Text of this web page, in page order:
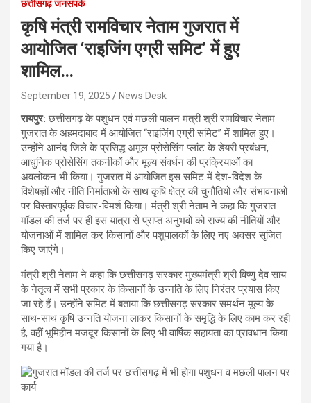
छत्तीसगढ़ जनसंपर्क
कृषि मंत्री रामविचार नेताम गुजरात में
आयोजित ‘राइजिंग एग्री समिट’ में हुए
शामिल…
September 19, 2025 News Desk
रायपुर:छत्तीसगढ़ के पशुधन एवं मछली पालन मंत्री श्री रामविचार नेताम
गुजरात के अहमदाबाद में आयोजित “राइजिंग एग्री समिट” में शामिल हुए।
उन्होंने आनंद जिले के प्रसिद्ध अमूल प्रोसेसिंग प्लांट के डेयरी प्रबंधन,
आधुनिक प्रोसेसिंग तकनीकों और मूल्य संवर्धन की प्रक्रियाओं का
अवलोकन भी किया। गुजरात में आयोजित इस समिट में देश-विदेश के
विशेषज्ञों और नीति निर्माताओं के साथ कृषि क्षेत्र की चुनौतियों और संभावनाओं
पर विस्तारपूर्वक विचार-विमर्श किया। मंत्री श्री नेताम ने कहा कि गुजरात
मॉडल की तर्ज पर ही इस यात्रा से प्राप्त अनुभवों को राज्य की नीतियों और
योजनाओं में शामिल कर किसानों और पशुपालकों के लिए नए अवसर सृजित
किए जाएंगे।
मंत्री श्री नेताम ने कहा कि छत्तीसगढ़ सरकार मुख्यमंत्री श्री विष्णु देव साय
के नेतृत्व में सभी प्रकार के किसानों के उन्नति के लिए निरंतर प्रयास किए
जा रहे हैं। उन्होंने समिट में बताया कि छत्तीसगढ़ सरकार समर्थन मूल्य के
साथ-साथ कृषि उन्नति योजना लाकर किसानों के समृद्धि के लिए काम कर रही
है, वहीं भूमिहीन मजदूर किसानों के लिए भी वार्षिक सहायता का प्रावधान किया
गया है।